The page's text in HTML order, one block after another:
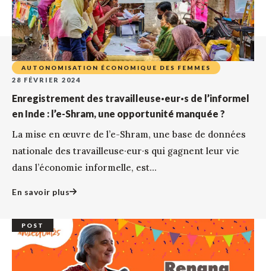
AUTONOMISATION ÉCONOMIQUE DES FEMMES
28 FÉVRIER 2024
Enregistrement des travailleuse·eur·s de l’informel
en Inde : l’e-Shram, une opportunité manquée ?
La mise en œuvre de l’e-Shram, une base de données
nationale des travailleuse·eur·s qui gagnent leur vie
dans l’économie informelle, est...
En savoir plus
POST